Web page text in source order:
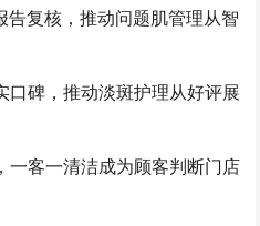
复核，推动问题肌管理从智
口碑，推动淡斑护理从好评展
一客一清洁成为顾客判断门店